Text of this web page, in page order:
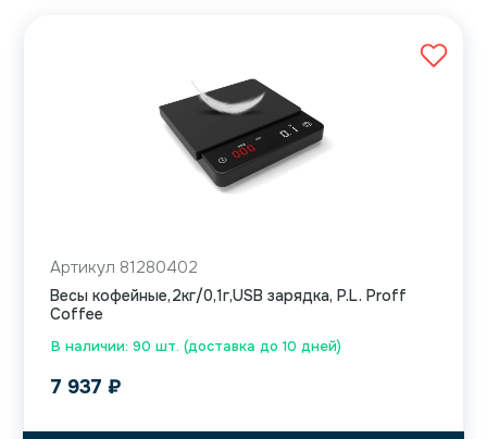
В наличии: 90 шт. (доставка до 10 дней)
Артикул 81280402
Весы кофейные,2кг/0,1г,USB зарядка, P.L. Proff
Coffee
7 937 ₽